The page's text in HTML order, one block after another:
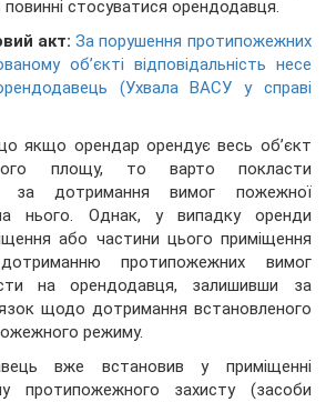
повинні стосуватися орендодавця.
акт: За порушення протипожежних
об’єкті відповідальність несе
(Ухвала ВАСУ у справі
якщо орендар орендує весь об’єкт
площу, то варто покласти
за дотримання вимог пожежної
нього. Однак, у випадку оренди
або частини цього приміщення
протипожежних вимог
на орендодавця, залишивши за
щодо дотримання встановленого
режиму.
вже встановив у приміщенні
протипожежного захисту (засоби